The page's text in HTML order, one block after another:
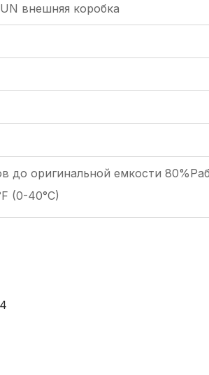
внешняя коробка
до оригинальной емкости
(0-40°C)